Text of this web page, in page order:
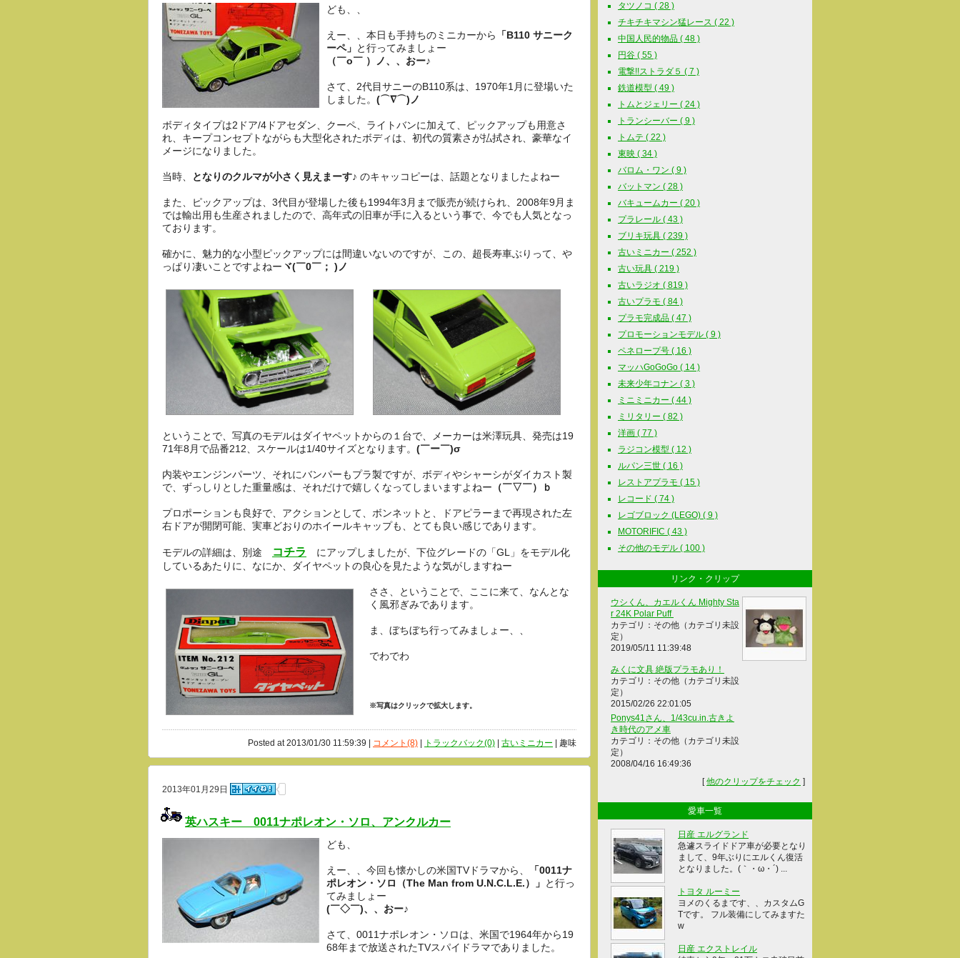
ども、、
えー、、本日も手持ちのミニカーから
「B110 サニーク
ーペ」 と行ってみましょー
（￣o￣ ）ノ、、おー♪
さて、2代目サニーのB110系は、1970年1月に登場いた
しました。 (⌒∇⌒)ノ
ボディタイプは2ドア/4ドアセダン、クーペ、ライトバンに加えて、ピックアップも用意さ
れ、キープコンセプトながらも大型化されたボディは、初代の質素さが払拭され、豪華なイ
メージになりました。
当時、 となりのクルマが小さく見えまーす♪ のキャッコピーは、話題となりましたよねー
また、ピックアップは、3代目が登場した後も1994年3月まで販売が続けられ、2008年9月ま
では輸出用も生産されましたので、高年式の旧車が手に入るという事で、今でも人気となっ
ております。
確かに、魅力的な小型ピックアップには間違いないのですが、この、超長寿車ぶりって、や
っぱり凄いことですよねー ヾ(￣0￣； )ノ
ということで、写真のモデルはダイヤペットからの１台で、メーカーは米澤玩具、発売は19
71年8月で品番212、スケールは1/40サイズとなります。 (￣ー￣)σ
内装やエンジンパーツ、それにバンパーもプラ製ですが、ボディやシャーシがダイカスト製
で、ずっしりとした重量感は、それだけで嬉しくなってしまいますよねー （￣▽￣）ｂ
プロポーションも良好で、アクションとして、ボンネットと、ドアピラーまで再現された左
右ドアが開閉可能、実車どおりのホイールキャップも、とても良い感じであります。
モデルの詳細は、別途 コチラ
にアップしましたが、下位グレードの「GL」をモデル化
しているあたりに、なにか、ダイヤペットの良心を見たような気がしますねー
ささ、ということで、ここに来て、なんとな
く風邪ぎみであります。
ま、ぼちぼち行ってみましょー、、
でわでわ
※写真はクリックで拡大します。
Posted at 2013/01/30 11:59:39 | コメント(8) トラックバック(0) 古いミニカー | 趣味
2013年01月29日
英ハスキー 0011ナポレオン・ソロ、アンクルカー
ども、
えー、、今回も懐かしの米国TVドラマから、
「0011ナ
ポレオン・ソロ（The Man from U.N.C.L.E.）」 と行っ
てみましょー
(￣◇￣)、、おー♪
さて、0011ナポレオン・ソロは、米国で1964年から19
68年まで放送されたTVスパイドラマでありました。
タツノコ ( 28 )
チキチキマシン猛レース ( 22 )
中国人民的物品 ( 48 )
円谷 ( 55 )
電撃!!ストラダ５ ( 7 )
鉄道模型 ( 49 )
トムとジェリー ( 24 )
トランシーバー ( 9 )
トムテ ( 22 )
東映 ( 34 )
バロム・ワン ( 9 )
バットマン ( 28 )
バキュームカー ( 20 )
プラレール ( 43 )
ブリキ玩具 ( 239 )
古いミニカー ( 252 )
古い玩具 ( 219 )
古いラジオ ( 819 )
古いプラモ ( 84 )
プラモ完成品 ( 47 )
プロモーションモデル ( 9 )
ペネロープ号 ( 16 )
マッハGoGoGo ( 14 )
未来少年コナン ( 3 )
ミニミニカー ( 44 )
ミリタリー ( 82 )
洋画 ( 77 )
ラジコン模型 ( 12 )
ルパン三世 ( 16 )
レストアプラモ ( 15 )
レコード ( 74 )
レゴブロック (LEGO) ( 9 )
MOTORIFIC ( 43 )
その他のモデル ( 100 )
リンク・クリップ
ウシくん、カエルくん Mighty Sta
r 24K Polar Puff
カテゴリ：その他（カテゴリ未設
定）
2019/05/11 11:39:48
みくに文具 絶版プラモあり！
カテゴリ：その他（カテゴリ未設
定）
2015/02/26 22:01:05
Ponys41さん、1/43cu.in.古きよ
き時代のアメ車
カテゴリ：その他（カテゴリ未設
定）
2008/04/16 16:49:36
[他のクリップをチェック ]
愛車一覧
日産 エルグランド
急遽スライドドア車が必要となり
まして、9年ぶりにエルくん復活
となりました。(｀・ω・´) ...
トヨタ ルーミー
ヨメのくるまです、、カスタムG
Tです。 フル装備にしてみますた
w
日産 エクストレイル